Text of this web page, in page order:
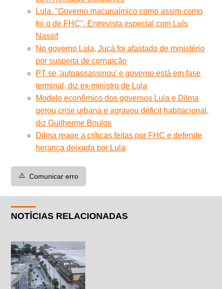
Lula. "Governo macunaímico como assim como
foi o de FHC". Entrevista especial com Luís
Nassif
No governo Lula, Jucá foi afastado de ministério
por suspeita de corrupção
PT se 'autoassassinou' e governo está em fase
terminal, diz ex-ministro de Lula
Modelo econômico dos governos Lula e Dilma
gerou crise urbana e agravou déficit habitacional,
diz Guilherme Boulos
Dilma reage a críticas feitas por FHC e defende
herança deixada por Lula
⚠️ Comunicar erro
NOTÍCIAS RELACIONADAS